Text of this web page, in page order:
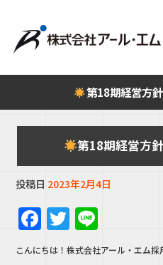
第18期経営方
第18期経営方
投稿日 2023年2月4日
F
a
T
w n
こんにちは！株式会社アール・エム採